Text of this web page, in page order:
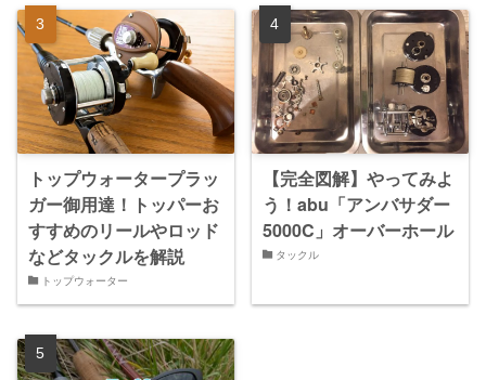
トップウォータープラッ
ガー御用達！トッパーお
すすめのリールやロッド
などタックルを解説
トップウォーター
【完全図解】やってみよ
う！abu「アンバサダー
5000C」オーバーホール
タックル